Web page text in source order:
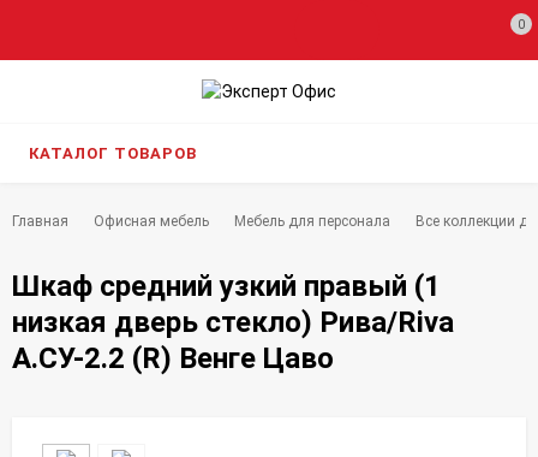
0
КАТАЛОГ ТОВАРОВ
Главная Офисная мебель Мебель для персонала Все коллекции
Шкаф средний узкий правый (1
низкая дверь стекло) Рива/Riva
А.СУ-2.2 (R) Венге Цаво